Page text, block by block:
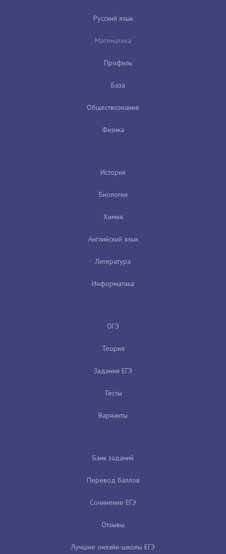
Русский язык
Математика
Профиль
База
Обществознание
Физика
История
Биология
Химия
Английский язык
Литература
Информатика
ОГЭ
Теория
Задания ЕГЭ
Тесты
Варианты
Банк заданий
Перевод баллов
Сочинение ЕГЭ
Отзывы
Лучшие онлайн-школы ЕГЭ